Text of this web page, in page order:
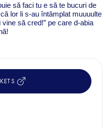
să faci tu e să te bucuri de
lor li s-au întâmplat muuuulte
să cred!” pe care d-abia